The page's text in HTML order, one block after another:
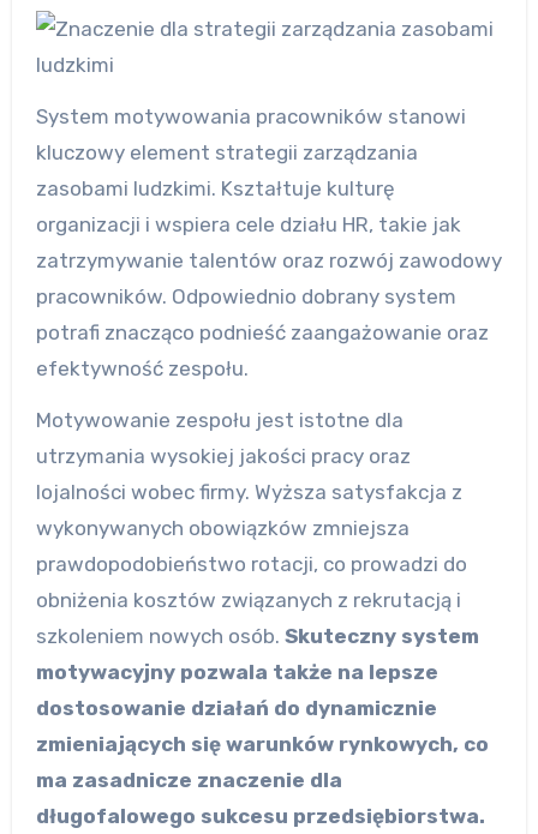
System motywowania pracowników stanowi
kluczowy element strategii zarządzania
zasobami ludzkimi. Kształtuje kulturę
organizacji i wspiera cele działu HR, takie jak
zatrzymywanie talentów oraz rozwój zawodowy
pracowników. Odpowiednio dobrany system
potrafi znacząco podnieść zaangażowanie oraz
efektywność zespołu.
Motywowanie zespołu jest istotne dla
utrzymania wysokiej jakości pracy oraz
lojalności wobec firmy. Wyższa satysfakcja z
wykonywanych obowiązków zmniejsza
prawdopodobieństwo rotacji, co prowadzi do
obniżenia kosztów związanych z rekrutacją i
szkoleniem nowych osób. Skuteczny system
motywacyjny pozwala także na lepsze
dostosowanie działań do dynamicznie
zmieniających się warunków rynkowych, co
ma zasadnicze znaczenie dla
długofalowego sukcesu przedsiębiorstwa.